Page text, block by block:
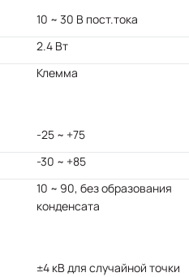
10 ~ 30 В пост.тока
2.4 Вт
Клемма
-25 ~ +75
-30 ~ +85
10 ~ 90, без образования
конденсата
±4 кВ для случайной точки